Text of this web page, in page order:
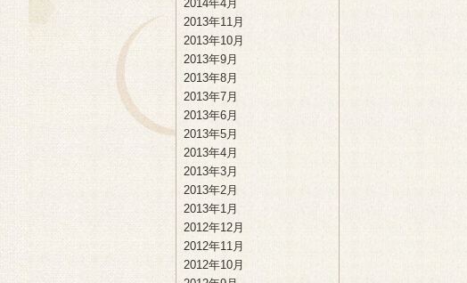
2014年4月
2013年11月
2013年10月
2013年9月
2013年8月
2013年7月
2013年6月
2013年5月
2013年4月
2013年3月
2013年2月
2013年1月
2012年12月
2012年11月
2012年10月